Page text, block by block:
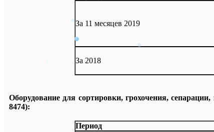
За 11 месяцев 2019
За 2018
Оборудование для сортировки, грохочения,
8474):
Период